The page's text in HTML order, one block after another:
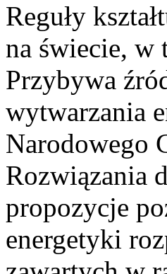
Reguły
na świecie, w
Przybywa
wytwarzania
Narodowego
Rozwiązania
propozycje
energetyki